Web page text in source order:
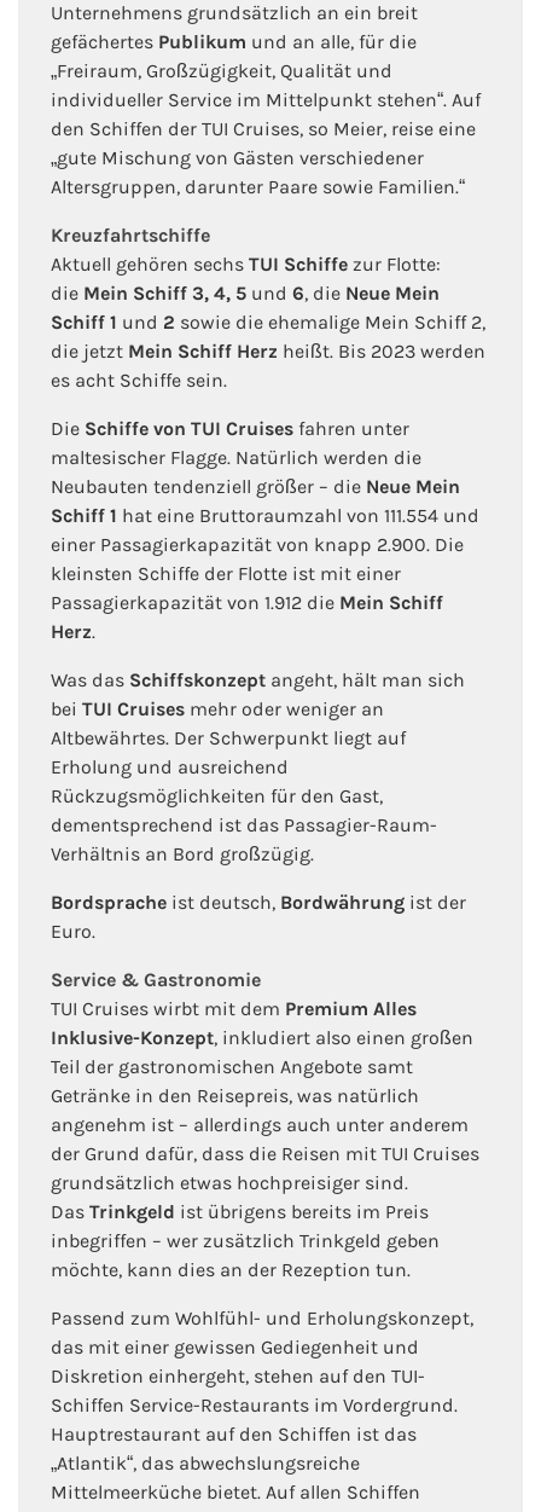
Unternehmens grundsätzlich an ein breit
gefächertes Publikum und an alle, für die
„Freiraum, Großzügigkeit, Qualität und
individueller Service im Mittelpunkt stehen“. Auf
den Schiffen der TUI Cruises, so Meier, reise eine
„gute Mischung von Gästen verschiedener
Altersgruppen, darunter Paare sowie Familien.“
Kreuzfahrtschiffe
Aktuell gehören sechs TUI Schiffe zur Flotte:
die Mein Schiff 3, 4, 5 und 6, die Neue Mein
Schiff 1 und 2 sowie die ehemalige Mein Schiff 2,
die jetzt Mein Schiff Herz heißt. Bis 2023 werden
es acht Schiffe sein.
Die Schiffe von TUI Cruises fahren unter
maltesischer Flagge. Natürlich werden die
Neubauten tendenziell größer – die Neue Mein
Schiff 1 hat eine Bruttoraumzahl von 111.554 und
einer Passagierkapazität von knapp 2.900. Die
kleinsten Schiffe der Flotte ist mit einer
Passagierkapazität von 1.912 die Mein Schiff
Herz.
Was das Schiffskonzept angeht, hält man sich
bei TUI Cruises mehr oder weniger an
Altbewährtes. Der Schwerpunkt liegt auf
Erholung und ausreichend
Rückzugsmöglichkeiten für den Gast,
dementsprechend ist das Passagier-Raum-
Verhältnis an Bord großzügig.
Bordsprache ist deutsch, Bordwährung ist der
Euro.
Service & Gastronomie
TUI Cruises wirbt mit dem Premium Alles
Inklusive-Konzept, inkludiert also einen großen
Teil der gastronomischen Angebote samt
Getränke in den Reisepreis, was natürlich
angenehm ist – allerdings auch unter anderem
der Grund dafür, dass die Reisen mit TUI Cruises
grundsätzlich etwas hochpreisiger sind.
Das Trinkgeld ist übrigens bereits im Preis
inbegriffen – wer zusätzlich Trinkgeld geben
möchte, kann dies an der Rezeption tun.
Passend zum Wohlfühl- und Erholungskonzept,
das mit einer gewissen Gediegenheit und
Diskretion einhergeht, stehen auf den TUI-
Schiffen Service-Restaurants im Vordergrund.
Hauptrestaurant auf den Schiffen ist das
„Atlantik“, das abwechslungsreiche
Mittelmeerküche bietet. Auf allen Schiffen